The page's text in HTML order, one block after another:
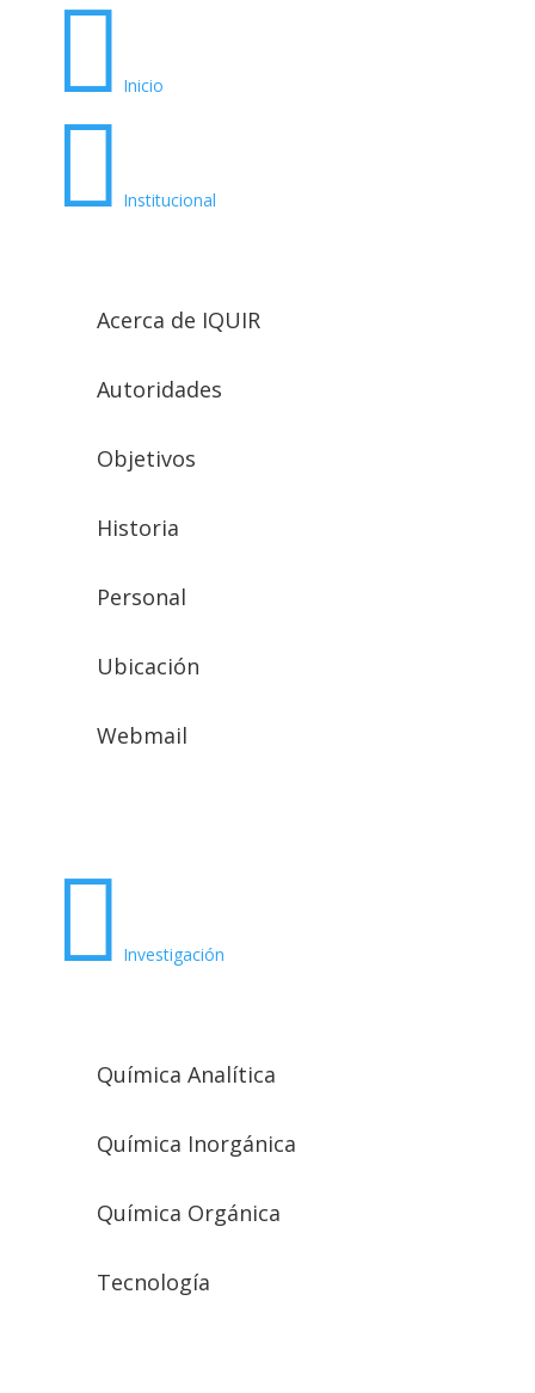
 Inicio
 Institucional
Acerca de IQUIR
Autoridades
Objetivos
Historia
Personal
Ubicación
Webmail
 Investigación
Química Analítica
Química Inorgánica
Química Orgánica
Tecnología